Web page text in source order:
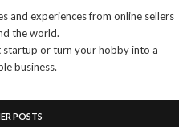
and experiences from online sellers
the world.
or turn your hobby into a
business.
POSTS